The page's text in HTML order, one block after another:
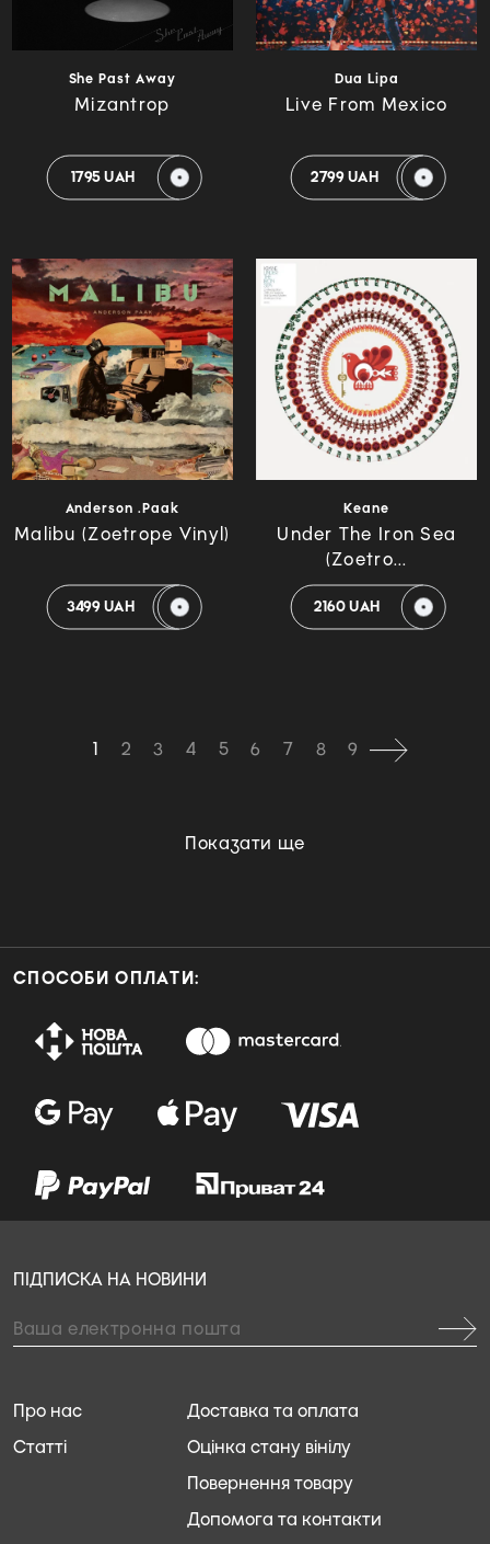
She Past Away
Mizantrop
1795 UAH
Dua Lipa
Live From Mexico
2799 UAH
Anderson .Paak
Malibu (Zoetrope Vinyl)
3499 UAH
Keane
Under The Iron Sea
(Zoetro...
2160 UAH
1 2 3 4 5 6 7 8 9
Показати ще
СПОСОБИ ОПЛАТИ:
Доставка та оплата
Оцінка стану вінілу
Повернення товару
Допомога та контакти
Про нас
Статті
ПІДПИСКА НА НОВИНИ